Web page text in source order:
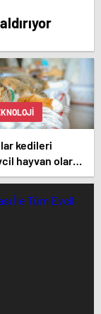
kedileri
hayvan olarak
sırrını